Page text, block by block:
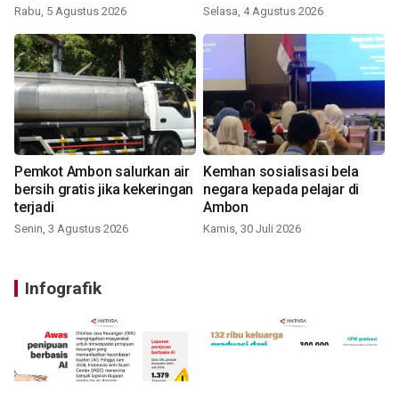
Rabu, 5 Agustus 2026 Selasa, 4 Agustus 2026
Pemkot Ambon salurkan air
bersih gratis jika kekeringan
terjadi
Senin, 3 Agustus 2026
Kemhan sosialisasi bela
negara kepada pelajar di
Ambon
Kamis, 30 Juli 2026
Infografik